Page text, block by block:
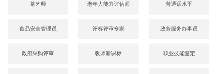
茶艺师 老年人能力评估师 普通话水平
食品安全管理员 评标评审专家 政务服务办事员
政府采购评审 教师新课标 职业技能鉴定